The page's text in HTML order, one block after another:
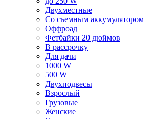
Двухместные
Со съемным аккумулятором
Оффроад
Фетбайки 20 дюймов
В рассрочку
Для дачи
1000 W
500 W
Двухподвесы
Взрослый
Грузовые
Женские